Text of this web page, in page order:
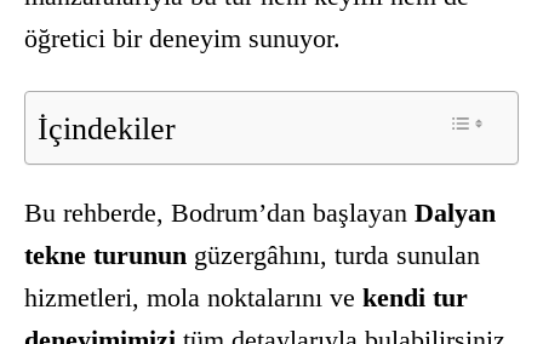
öğretici bir deneyim sunuyor.
İçindekiler
Bu rehberde, Bodrum’dan başlayan Dalyan
tekne turunun güzergâhını, turda sunulan
hizmetleri, mola noktalarını ve kendi tur